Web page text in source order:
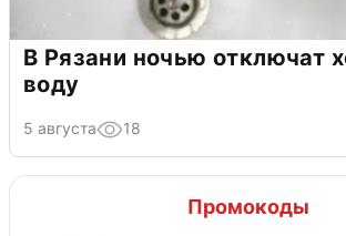
В Рязани ночью отключат
воду
5 августа 18
Промокоды